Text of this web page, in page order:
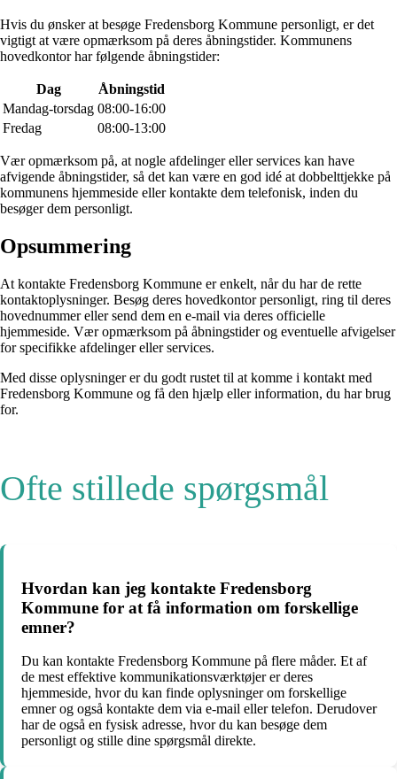
Hvis du ønsker at besøge Fredensborg Kommune personligt, er det
vigtigt at være opmærksom på deres åbningstider. Kommunens
hovedkontor har følgende åbningstider:
Dag
Åbningstid
Mandag-torsdag 08:00-16:00
Fredag
08:00-13:00
Vær opmærksom på, at nogle afdelinger eller services kan have
afvigende åbningstider, så det kan være en god idé at dobbelttjekke på
kommunens hjemmeside eller kontakte dem telefonisk, inden du
besøger dem personligt.
Opsummering
At kontakte Fredensborg Kommune er enkelt, når du har de rette
kontaktoplysninger. Besøg deres hovedkontor personligt, ring til deres
hovednummer eller send dem en e-mail via deres officielle
hjemmeside. Vær opmærksom på åbningstider og eventuelle afvigelser
for specifikke afdelinger eller services.
Med disse oplysninger er du godt rustet til at komme i kontakt med
Fredensborg Kommune og få den hjælp eller information, du har brug
for.
Ofte stillede spørgsmål
Hvordan kan jeg kontakte Fredensborg
Kommune for at få information om forskellige
emner?
Du kan kontakte Fredensborg Kommune på flere måder. Et af
de mest effektive kommunikationsværktøjer er deres
hjemmeside, hvor du kan finde oplysninger om forskellige
emner og også kontakte dem via e-mail eller telefon. Derudover
har de også en fysisk adresse, hvor du kan besøge dem
personligt og stille dine spørgsmål direkte.